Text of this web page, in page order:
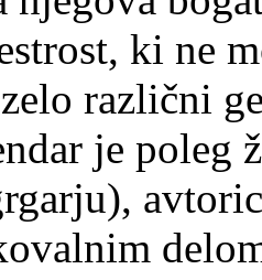
ki ne
zelo različni
je poleg